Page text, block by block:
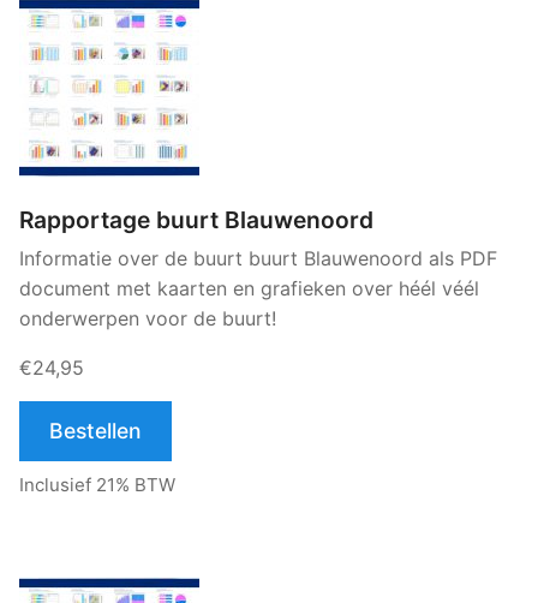
Rapportage buurt Blauwenoord
Informatie over de buurt buurt Blauwenoord als PDF
document met kaarten en grafieken over héél véél
onderwerpen voor de buurt!
€24,95
Bestellen
Inclusief 21% BTW